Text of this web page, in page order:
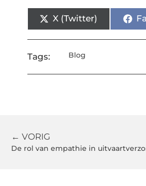
X (Twitter)
Tags: Blog
← VORIG
De rol van empathie in